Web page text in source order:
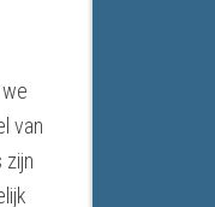
van
zijn